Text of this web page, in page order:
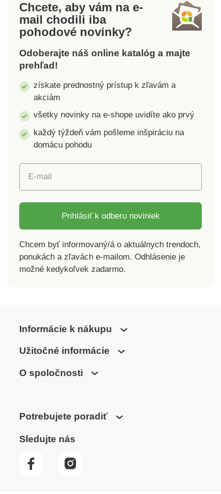
Chcete, aby vám na e-
mail chodili iba
pohodové novinky?
Odoberajte náš online katalóg a majte
prehľad!
získate prednostný prístup k zľavám a
akciám
všetky novinky na e-shope uvidíte ako prvý
každý týždeň vám pošleme inšpiráciu na
domácu pohodu
E-mail
Prihlásiť k odberu noviniek
Chcem byť informovaný/á o aktuálnych trendoch,
ponukách a zľavách e-mailom. Odhlásenie je
možné kedykoľvek zadarmo.
Informácie k nákupu
Užitočné informácie
O spoločnosti
Potrebujete poradiť
Sledujte nás